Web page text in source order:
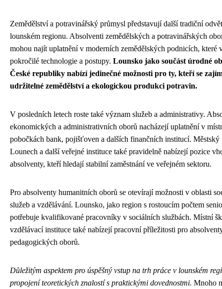
Zemědělství a potravinářský průmysl představují další tradiční
lounském regionu. Absolventi zemědělských a potravinářských
mohou najít uplatnění v moderních zemědělských podnicích, které
pokročilé technologie a postupy. Lounsko jako součást úrodné
České republiky nabízí jedinečné možnosti pro ty, kteří se
udržitelné zemědělství a ekologickou produkci potravin.
V posledních letech roste také význam služeb a administrativy.
ekonomických a administrativních oborů nacházejí uplatnění v
pobočkách bank, pojišťoven a dalších finančních institucí. Městský
Lounech a další veřejné instituce také pravidelně nabízejí pozice
absolventy, kteří hledají stabilní zaměstnání ve veřejném sektoru.
Pro absolventy humanitních oborů se otevírají možnosti v oblasti
služeb a vzdělávání. Lounsko, jako region s rostoucím počtem
potřebuje kvalifikované pracovníky v sociálních službách. Místní
vzdělávací instituce také nabízejí pracovní příležitosti pro
pedagogických oborů.
Důležitým aspektem pro úspěšný vstup na trh práce v lounském
propojení teoretických znalostí s praktickými dovednostmi. Mnoho